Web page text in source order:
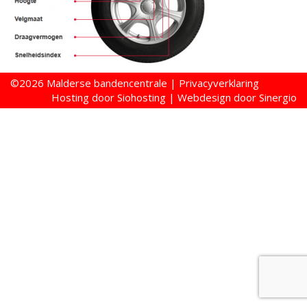
©2026 Malderse bandencentrale | Privacyverklaring
Hosting door Siohosting | Webdesign door Sinergio